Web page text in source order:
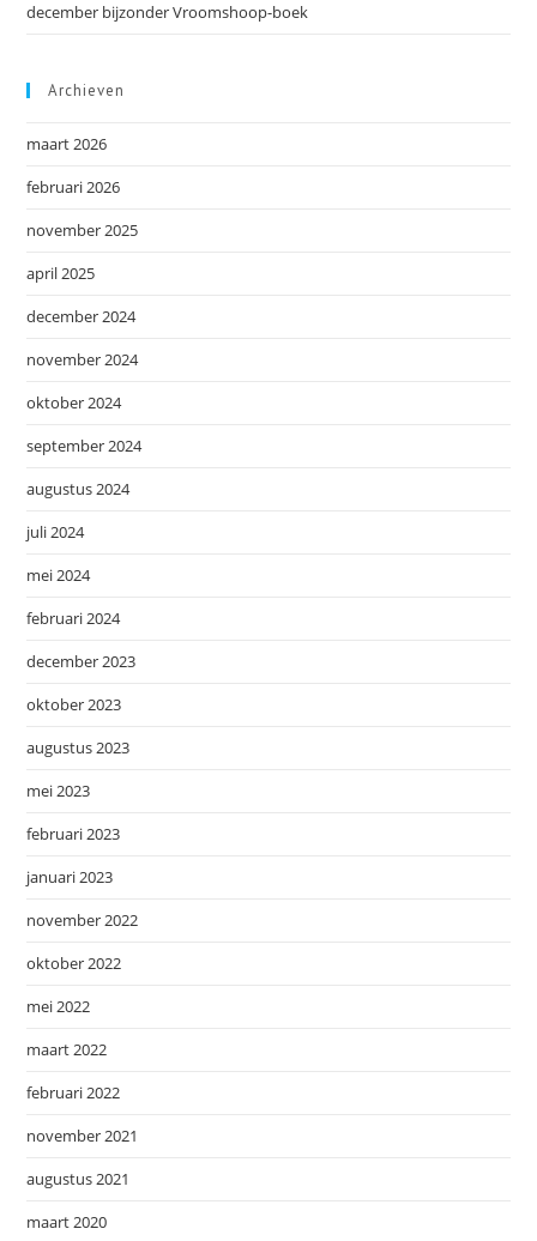
december bijzonder Vroomshoop-boek
Archieven
maart 2026
februari 2026
november 2025
april 2025
december 2024
november 2024
oktober 2024
september 2024
augustus 2024
juli 2024
mei 2024
februari 2024
december 2023
oktober 2023
augustus 2023
mei 2023
februari 2023
januari 2023
november 2022
oktober 2022
mei 2022
maart 2022
februari 2022
november 2021
augustus 2021
maart 2020